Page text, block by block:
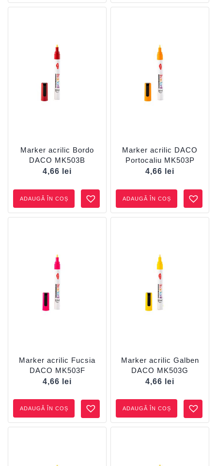
Marker acrilic Bordo
DACO MK503B
4,66
lei
ADAUGĂ ÎN COȘ
Marker acrilic DACO
Portocaliu MK503P
4,66
lei
ADAUGĂ ÎN COȘ
Marker acrilic Fucsia
DACO MK503F
4,66
lei
ADAUGĂ ÎN COȘ
Marker acrilic Galben
DACO MK503G
4,66
lei
ADAUGĂ ÎN COȘ